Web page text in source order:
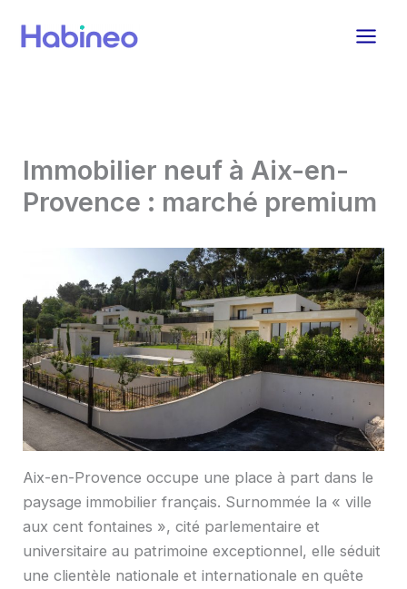
Immobilier neuf à Aix-en-
Provence : marché premium
Aix-en-Provence occupe une place à part dans le
paysage immobilier français. Surnommée la « ville
aux cent fontaines », cité parlementaire et
universitaire au patrimoine exceptionnel, elle séduit
une clientèle nationale et internationale en quête